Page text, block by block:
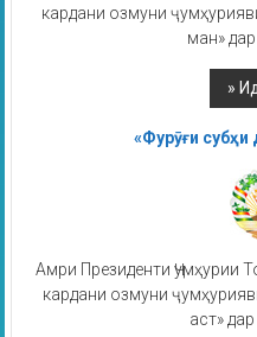
кардани озмуни
ман»
«Фурӯғи субҳи
Амри Президенти Ҷумҳурии
кардани озмуни
аст»